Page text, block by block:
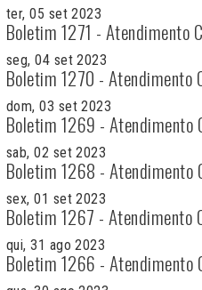
ter, 05 set 2023
Boletim 1271 - Atendimento
seg, 04 set 2023
Boletim 1270 - Atendimento
dom, 03 set 2023
Boletim 1269 - Atendimento
sab, 02 set 2023
Boletim 1268 - Atendimento
sex, 01 set 2023
Boletim 1267 - Atendimento
qui, 31 ago 2023
Boletim 1266 - Atendimento